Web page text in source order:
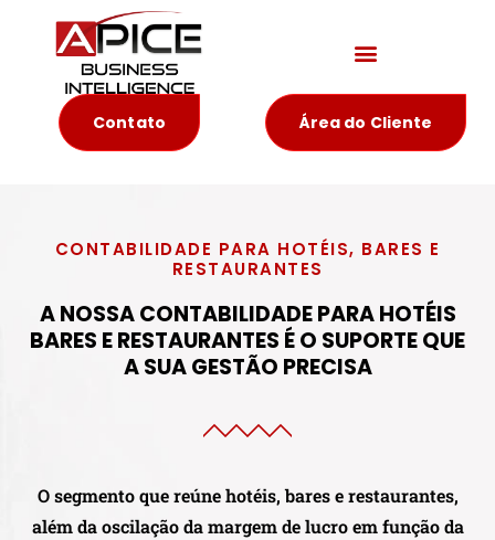
Contato Área do Cliente
CONTABILIDADE PARA HOTÉIS, BARES E
RESTAURANTES
A NOSSA CONTABILIDADE PARA HOTÉIS
BARES E RESTAURANTES É O SUPORTE QUE
A SUA GESTÃO PRECISA
O segmento que reúne hotéis, bares e restaurantes,
além da oscilação da margem de lucro em função da